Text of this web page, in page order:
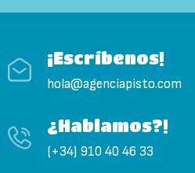
¡Escríbenos!
hola@agenciapisto.com
¿Hablamos?!
(+34) 910 40 46 33